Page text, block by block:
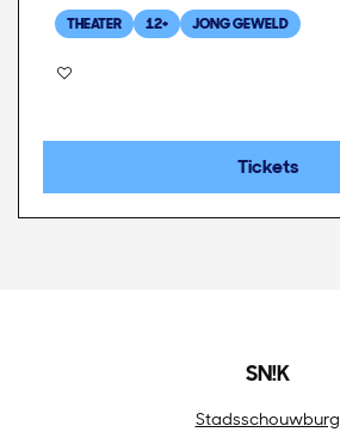
THEATER 12+ JONG GEWELD
Tickets
SN!K
Stadsschouwburg